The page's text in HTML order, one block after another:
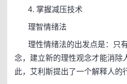
4. 掌握减压技术
理智情绪法
理性情绪法的出发点是：只
念，建立新的理性观念才能消除
此，艾利斯提出了一个解释人